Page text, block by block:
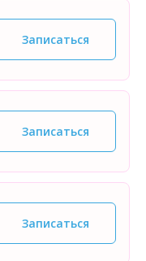
Записаться
Записаться
Записаться